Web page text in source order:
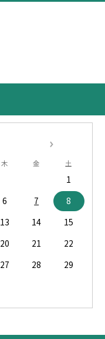
木 金 土
1
6 7
8
13 14
15
20 21
22
27 28
29